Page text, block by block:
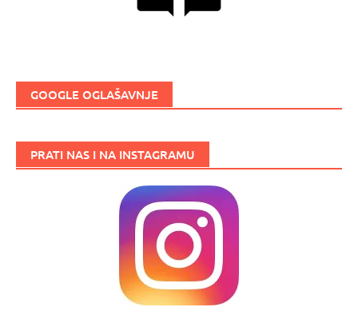
GOOGLE OGLAŠAVNJE
PRATI NAS I NA INSTAGRAMU